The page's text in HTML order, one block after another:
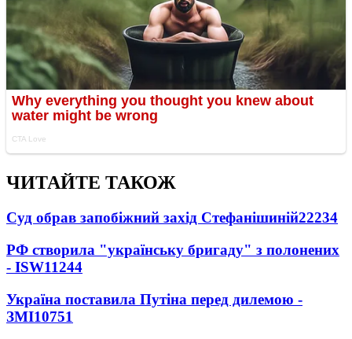
ЧИТАЙТЕ ТАКОЖ
Суд обрав запобіжний захід Стефанішиній22234
РФ створила "українську бригаду" з полонених
- ISW11244
Україна поставила Путіна перед дилемою -
ЗМІ10751